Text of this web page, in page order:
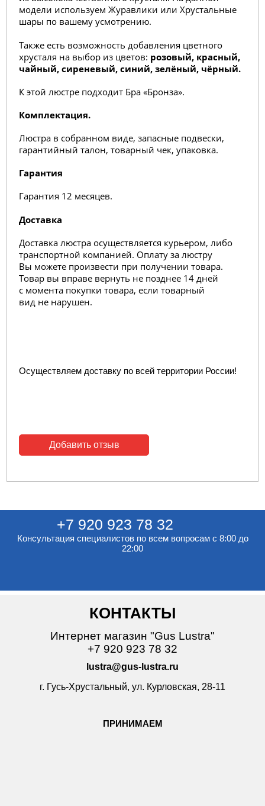
модели используем Журавлики или Хрустальные
шары по вашему усмотрению.
Также есть возможность добавления цветного
хрусталя на выбор из цветов: розовый, красный,
чайный, сиреневый, синий, зелёный, чёрный.
К этой люстре подходит Бра «Бронза».
Комплектация.
Люстра в собранном виде, запасные подвески,
гарантийный талон, товарный чек, упаковка.
Гарантия
Гарантия 12 месяцев.
Доставка
Доставка люстра осуществляется курьером, либо
транспортной компанией. Оплату за люстру
Вы можете произвести при получении товара.
Товар вы вправе вернуть не позднее 14 дней
с момента покупки товара, если товарный
вид не нарушен.
Осуществляем доставку по всей территории России!
Добавить отзыв
+7 920 923 78 32
Консультация специалистов по всем вопросам с 8:00 до
22:00
КОНТАКТЫ
Интернет магазин "Gus Lustra"
+7 920 923 78 32
lustra@gus-lustra.ru
г. Гусь-Хрустальный, ул. Курловская, 28-11
ПРИНИМАЕМ